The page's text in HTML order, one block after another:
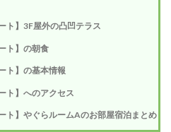
ト】3F屋外の凸凹テラス
ト】の朝食
ト】の基本情報
ト】へのアクセス
ト】やぐらルームAのお部屋宿泊まとめ